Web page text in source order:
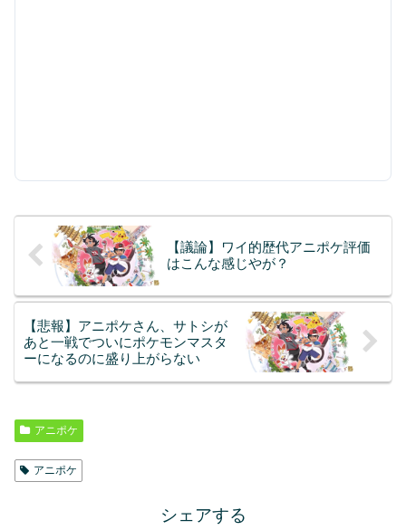
【議論】ワイ的歴代アニポケ評価
はこんな感じやが？
【悲報】アニポケさん、サトシが
あと一戦でついにポケモンマスタ
ーになるのに盛り上がらない
アニポケ
アニポケ
シェアする